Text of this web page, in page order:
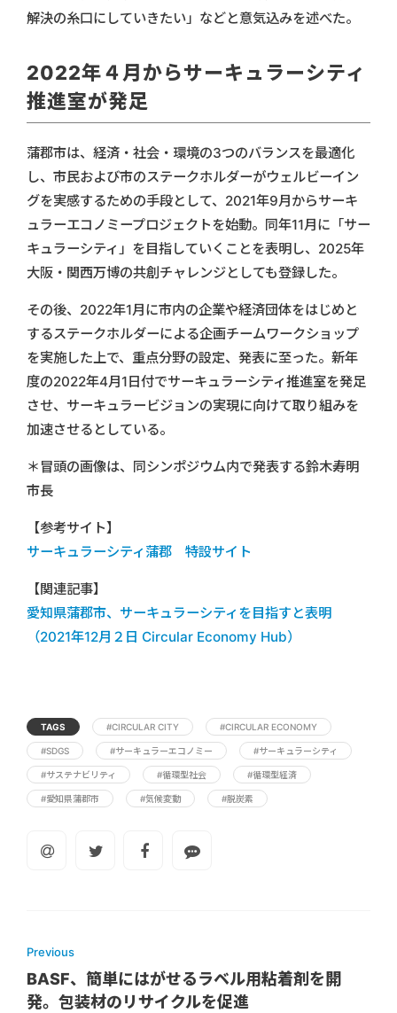
解決の糸口にしていきたい」などと意気込みを述べた。
2022年４月からサーキュラーシティ
推進室が発足
蒲郡市は、経済・社会・環境の3つのバランスを最適化
し、市民および市のステークホルダーがウェルビーイン
グを実感するための手段として、2021年9月からサーキ
ュラーエコノミープロジェクトを始動。同年11月に「サー
キュラーシティ」を目指していくことを表明し、2025年
大阪・関西万博の共創チャレンジとしても登録した。
その後、2022年1月に市内の企業や経済団体をはじめと
するステークホルダーによる企画チームワークショップ
を実施した上で、重点分野の設定、発表に至った。新年
度の2022年4月1日付でサーキュラーシティ推進室を発足
させ、サーキュラービジョンの実現に向けて取り組みを
加速させるとしている。
＊冒頭の画像は、同シンポジウム内で発表する鈴木寿明
市長
【参考サイト】
サーキュラーシティ蒲郡 特設サイト
【関連記事】
愛知県蒲郡市、サーキュラーシティを目指すと表明
（2021年12月２日 Circular Economy Hub）
TAGS #CIRCULAR CITY #CIRCULAR ECONOMY
#SDGS #サーキュラーエコノミー #サーキュラーシティ
#サステナビリティ #循環型社会 #循環型経済
#愛知県蒲郡市 #気候変動 #脱炭素
Previous
BASF、簡単にはがせるラベル用粘着剤を開
発。包装材のリサイクルを促進